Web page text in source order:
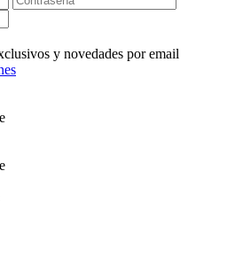
y novedades por email